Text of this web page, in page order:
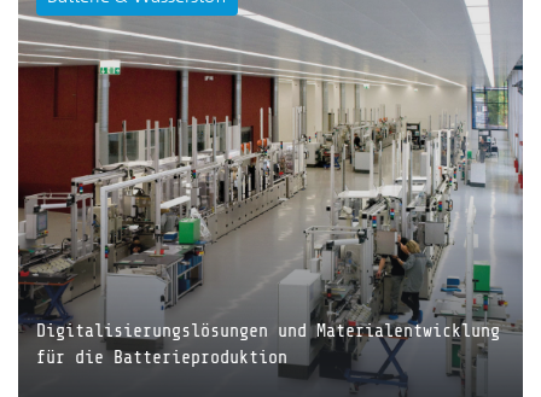
JETZT LESEN
Digitalisierungslösungen und Materialentwicklung
für die Batterieproduktion